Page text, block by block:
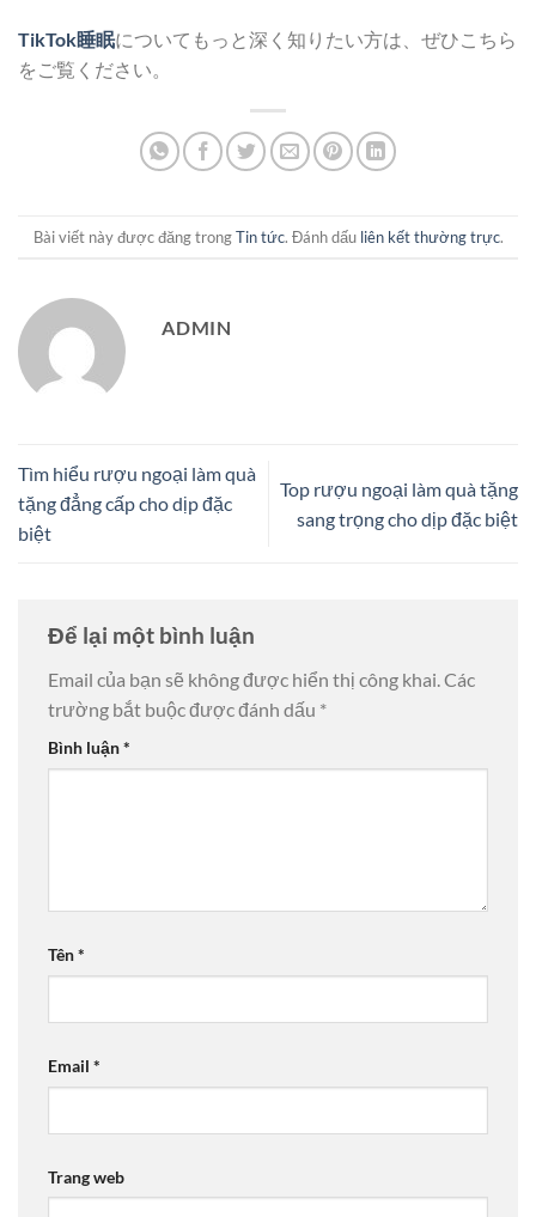
TikTok睡眠についてもっと深く知りたい方は、ぜひこちら
をご覧ください。
Bài viết này được đăng trongTin tức. Đánh dấu liên kết thường trực.
ADMIN
Tìm hiểu rượu ngoại làm quà
tặng đẳng cấp cho dịp đặc
biệt
Top rượu ngoại làm quà tặng
sang trọng cho dịp đặc biệt
Để lại một bình luận
Email của bạn sẽ không được hiển thị công khai.Các
trường bắt buộc được đánh dấu *
Bình luận*
Tên*
Email *
Trang web